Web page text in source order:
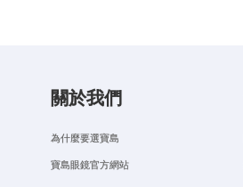
關於我們
為什麼要選寶島
寶島眼鏡官方網站